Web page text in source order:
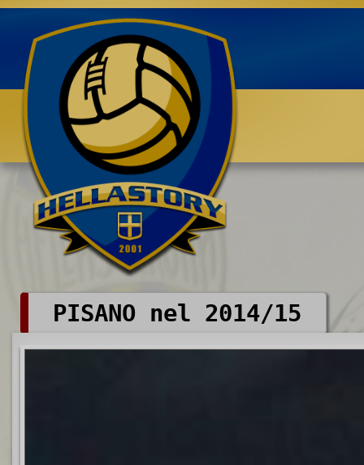
Benvenuti su HELLASTORY.net
PISANO nel 2014/15